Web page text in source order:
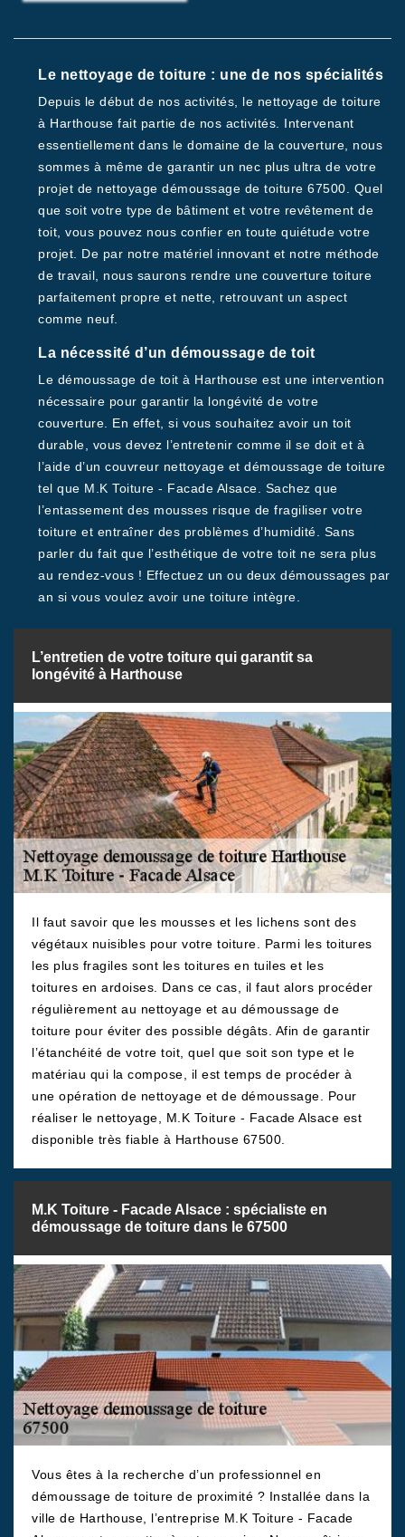
Le nettoyage de toiture : une de nos spécialités
Depuis le début de nos activités, le nettoyage de toiture
à Harthouse fait partie de nos activités. Intervenant
essentiellement dans le domaine de la couverture, nous
sommes à même de garantir un nec plus ultra de votre
projet de nettoyage démoussage de toiture 67500. Quel
que soit votre type de bâtiment et votre revêtement de
toit, vous pouvez nous confier en toute quiétude votre
projet. De par notre matériel innovant et notre méthode
de travail, nous saurons rendre une couverture toiture
parfaitement propre et nette, retrouvant un aspect
comme neuf.
La nécessité d’un démoussage de toit
Le démoussage de toit à Harthouse est une intervention
nécessaire pour garantir la longévité de votre
couverture. En effet, si vous souhaitez avoir un toit
durable, vous devez l’entretenir comme il se doit et à
l’aide d’un couvreur nettoyage et démoussage de toiture
tel que M.K Toiture - Facade Alsace. Sachez que
l’entassement des mousses risque de fragiliser votre
toiture et entraîner des problèmes d’humidité. Sans
parler du fait que l’esthétique de votre toit ne sera plus
au rendez-vous ! Effectuez un ou deux démoussages par
an si vous voulez avoir une toiture intègre.
L’entretien de votre toiture qui garantit sa
longévité à Harthouse
Il faut savoir que les mousses et les lichens sont des
végétaux nuisibles pour votre toiture. Parmi les toitures
les plus fragiles sont les toitures en tuiles et les
toitures en ardoises. Dans ce cas, il faut alors procéder
régulièrement au nettoyage et au démoussage de
toiture pour éviter des possible dégâts. Afin de garantir
l’étanchéité de votre toit, quel que soit son type et le
matériau qui la compose, il est temps de procéder à
une opération de nettoyage et de démoussage. Pour
réaliser le nettoyage, M.K Toiture - Facade Alsace est
disponible très fiable à Harthouse 67500.
M.K Toiture - Facade Alsace : spécialiste en
démoussage de toiture dans le 67500
Vous êtes à la recherche d’un professionnel en
démoussage de toiture de proximité ? Installée dans la
ville de Harthouse, l’entreprise M.K Toiture - Facade